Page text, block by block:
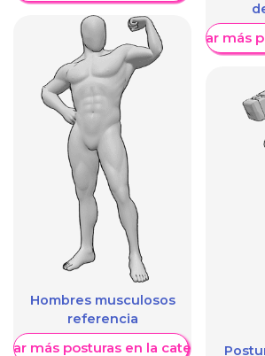
Hombres musculosos
referencia
más posturas en la categoría
Mostrar más